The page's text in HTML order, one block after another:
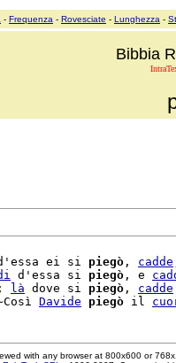
- Frequenza - Rovesciate - Lunghezza -
Bibbia
ei si piegò , cadde
d'essa si piegò , e
; là dove si piegò , cadde
Davide piegò il
with any browser at 800x600 or